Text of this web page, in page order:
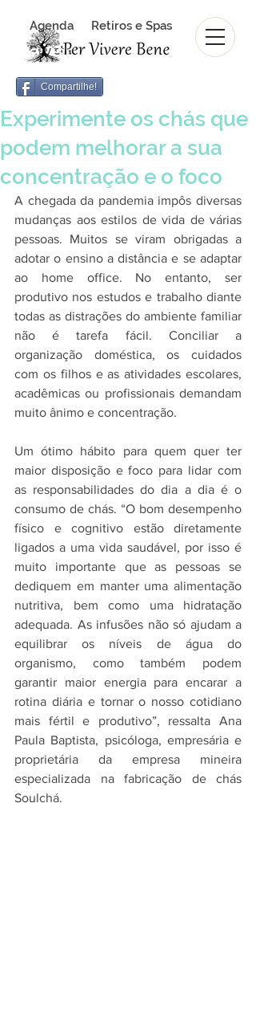
Agenda
Revista
Retiros e Spas
Revista Per Vivere Bene
Compartilhe!
Experimente os chás que
podem melhorar a sua
concentração e o foco
A chegada da pandemia impôs diversas
mudanças aos estilos de vida de várias
pessoas. Muitos se viram obrigadas a
adotar o ensino a distância e se adaptar
ao home office. No entanto, ser
produtivo nos estudos e trabalho diante
todas as distrações do ambiente familiar
não é tarefa fácil. Conciliar a
organização doméstica, os cuidados
com os filhos e as atividades escolares,
acadêmicas ou profissionais demandam
muito ânimo e concentração.
Um ótimo hábito para quem quer ter
maior disposição e foco para lidar com
as responsabilidades do dia a dia é o
consumo de chás. “O bom desempenho
físico e cognitivo estão diretamente
ligados a uma vida saudável, por isso é
muito importante que as pessoas se
dediquem em manter uma alimentação
nutritiva, bem como uma hidratação
adequada. As infusões não só ajudam a
equilibrar os níveis de água do
organismo, como também podem
garantir maior energia para encarar a
rotina diária e tornar o nosso cotidiano
mais fértil e produtivo”, ressalta Ana
Paula Baptista, psicóloga, empresária e
proprietária da empresa mineira
especializada na fabricação de chás
Soulchá.